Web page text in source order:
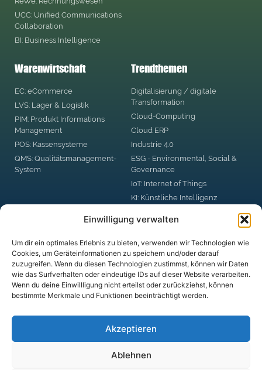
Einwilligung verwalten
Um dir ein optimales Erlebnis zu bieten, verwenden wir Technologien wie
Cookies, um Geräteinformationen zu speichern und/oder darauf
zuzugreifen. Wenn du diesen Technologien zustimmst, können wir Daten
wie das Surfverhalten oder eindeutige IDs auf dieser Website verarbeiten.
Wenn du deine Einwillligung nicht erteilst oder zurückziehst, können
bestimmte Merkmale und Funktionen beeinträchtigt werden.
Akzeptieren
Ablehnen
UCC: Unified Communications
Collaboration
BI: Business Intelligence
Warenwirtschaft
EC: eCommerce
LVS: Lager & Logistik
PIM: Produkt Informations
Management
POS: Kassensysteme
QMS: Qualitätsmanagement-
System
Trendthemen
Digitalisierung / digitale
Transformation
Cloud-Computing
Cloud ERP
Industrie 4.0
ESG - Environmental, Social &
Governance
IoT: Internet of Things
KI: Künstliche Intelligenz
Automation
Blockchain
DSGVO: Datenschutzgrund-
Verordnung
Digital Business Security